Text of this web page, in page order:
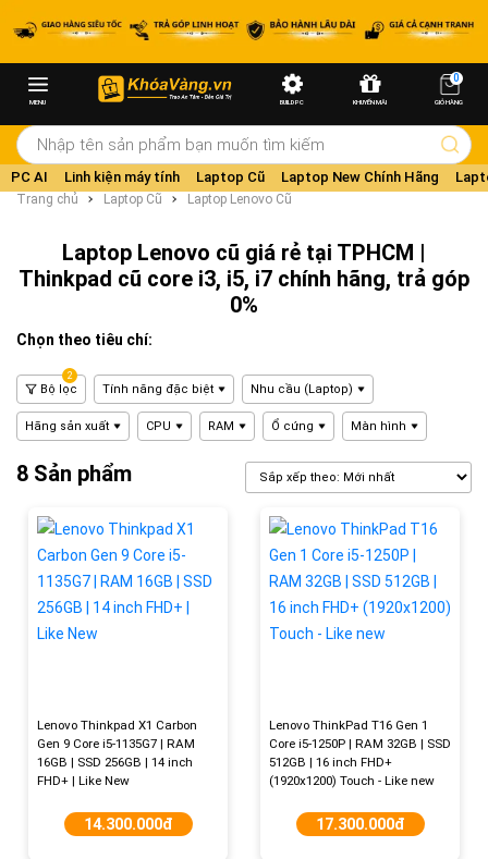
MENU BUILD PC KHUYẾN MÃI
0
GIỎ HÀNG
PC AI Linh kiện máy tính Laptop Cũ Laptop New Chính Hãng
Trang chủ Laptop Cũ Laptop Lenovo Cũ
Laptop Lenovo cũ giá rẻ tại TPHCM |
Thinkpad cũ core i3, i5, i7 chính hãng, trả góp
0%
Chọn theo tiêu chí:
Bộ lọc
2
Tính năng đặc biệt Nhu cầu (Laptop)
Hãng sản xuất CPU RAM Ổ cứng Màn hình
8 Sản phẩm
Lenovo Thinkpad X1 Carbon
Gen 9 Core i5-1135G7 | RAM
16GB | SSD 256GB | 14 inch
FHD+ | Like New
14.300.000đ
Lenovo ThinkPad T16 Gen 1
Core i5-1250P | RAM 32GB | SSD
512GB | 16 inch FHD+
(1920x1200) Touch - Like new
17.300.000đ